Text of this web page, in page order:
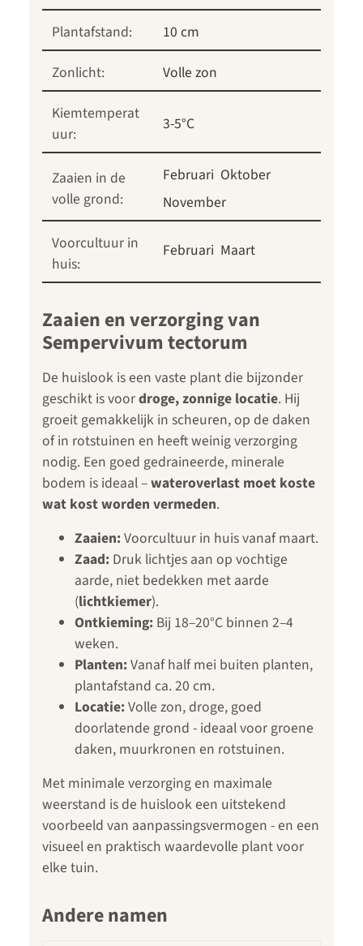
Plantafstand:
10 cm
Zonlicht:
Volle zon
Kiemtemperat
uur:
3-5°C
Zaaien in de
volle grond:
Februari Oktober
November
Voorcultuur in
huis:
Februari Maart
Zaaien en verzorging van
Sempervivum tectorum
De huislook is een vaste plant die bijzonder
geschikt is voordroge, zonnige locatie. Hij
groeit gemakkelijk in scheuren, op de daken
of in rotstuinen en heeft weinig verzorging
nodig. Een goed gedraineerde, minerale
bodem is ideaal –wateroverlast moet koste
wat kost worden vermeden.
Zaaien:Voorcultuur in huis vanaf maart.
Zaad: Druk lichtjes aan op vochtige
aarde, niet bedekken met aarde
(lichtkiemer).
Ontkieming: Bij 18–20°C binnen 2–4
weken.
Planten:Vanaf half mei buiten planten,
plantafstand ca. 20 cm.
Locatie:Volle zon, droge, goed
doorlatende grond - ideaal voor groene
daken, muurkronen en rotstuinen.
Met minimale verzorging en maximale
weerstand is de huislook een uitstekend
voorbeeld van aanpassingsvermogen - en een
visueel en praktisch waardevolle plant voor
elke tuin.
Andere namen